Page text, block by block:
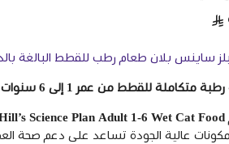
ساينس بلان طعام رطب للقطط البالغة
متكاملة للقطط من عمر 1 إلى 6 سنوات
Science Plan Adult 1-6 Wet Cat Food
عالية الجودة تساعد على دعم صحة